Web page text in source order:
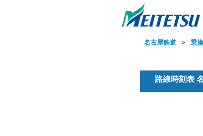
名古屋鉄道 ＞ 乗
路線時刻表